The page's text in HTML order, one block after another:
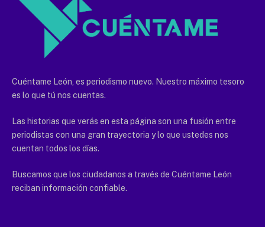
Cuéntame León, es periodismo nuevo. Nuestro máximo tesoro
es lo que tú nos cuentas.
Las historias que verás en esta página son una fusión entre
periodistas con una gran trayectoria y lo que ustedes nos
cuentan todos los días.
Buscamos que los ciudadanos a través de Cuéntame León
reciban información confiable.